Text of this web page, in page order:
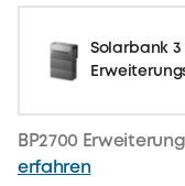
Solarbank 3
BP2700
erfahren